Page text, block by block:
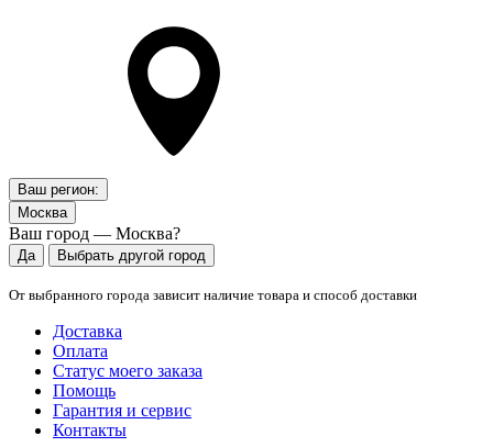
Ваш регион:
Москва
Ваш город — Москва?
Да Выбрать другой город
От выбранного города зависит наличие товара и способ доставки
Доставка
Оплата
Статус моего заказа
Помощь
Гарантия и сервис
Контакты